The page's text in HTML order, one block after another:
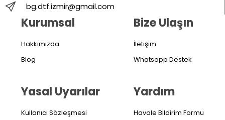
bg.dtf.izmir@gmail.com
Kurumsal
Hakkımızda
Blog
Yasal Uyarılar
Kullanıcı Sözleşmesi
Bize Ulaşın
İletişim
Whatsapp Destek
Yardım
Havale Bildirim Formu